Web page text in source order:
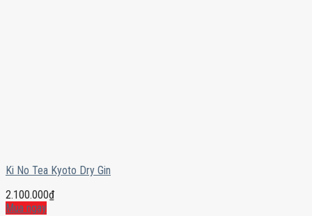
Ki No Tea Kyoto Dry Gin
2.100.000₫
Mua ngay